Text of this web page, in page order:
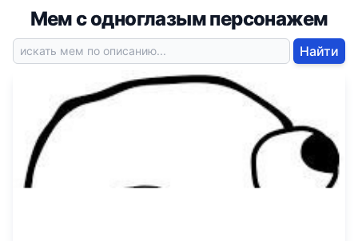
Мем с одноглазым персонажем
Найти